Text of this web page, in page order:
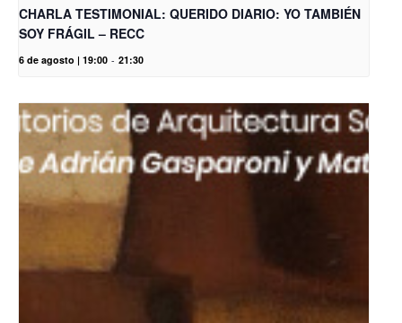
CHARLA TESTIMONIAL: QUERIDO DIARIO: YO TAMBIÉN
SOY FRÁGIL – RECC
6 de agosto | 19:00 - 21:30